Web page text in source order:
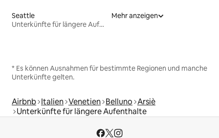
Seattle
Unterkünfte für längere Aufenthalte
Mehr anzeigen
* Es können Ausnahmen für bestimmte Regionen und manche
Unterkünfte gelten.
Airbnb Italien Venetien Belluno Arsiè
Unterkünfte für längere Aufenthalte